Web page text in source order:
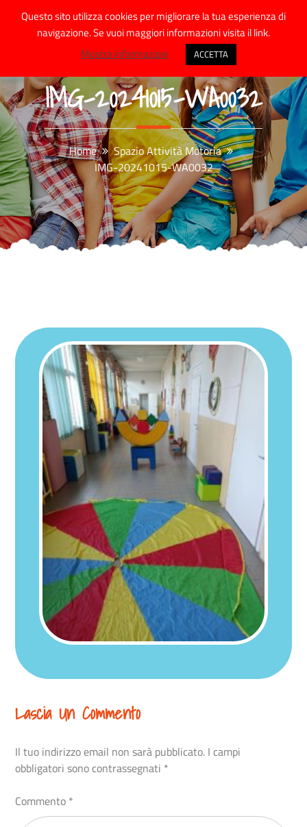
IMG-20241015-WA0032
Home
Spazio Attività Motoria
IMG-20241015-WA0032
Lascia Un Commento
Il tuo indirizzo email non sarà pubblicato. I campi
obbligatori sono contrassegnati *
Commento *
Questo sito utilizza cookies per migliorare la tua esperienza di
navigazione. Se vuoi maggiori informazioni visita il link.
Mostra informazioni
ACCETTA